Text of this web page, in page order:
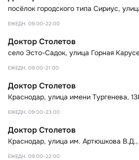
посёлок городского типа Сириус,
ЕЖЕДН. 09:00-22:00
Доктор Столетов
село Эсто-Садок, улица Горная
ЕЖЕДН. 09:00-21:00
Доктор Столетов
Краснодар, улица имени Тургенева,
ЕЖЕДН. 09:00-23:00
Доктор Столетов
Краснодар, улица им. Артюшкова
ЕЖЕДН. 09:00-22:00